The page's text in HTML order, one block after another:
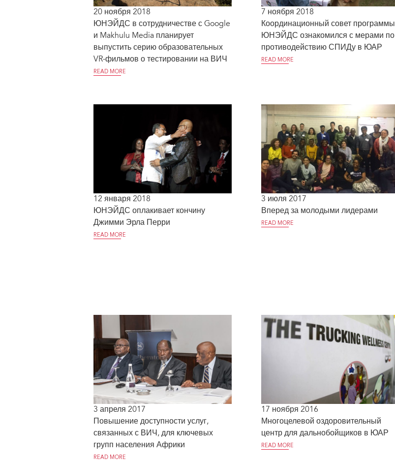
20 ноября 2018
ЮНЭЙДС в сотрудничестве с Google
и Makhulu Media планирует
выпустить серию образовательных
VR-фильмов о тестировании на ВИЧ
READ MORE
7 ноября 2018
Координационный совет программы
ЮНЭЙДС ознакомился с мерами по
противодействию СПИДу в ЮАР
READ MORE
12 января 2018
ЮНЭЙДС оплакивает кончину
Джимми Эрла Перри
READ MORE
3 июля 2017
Вперед за молодыми лидерами
READ MORE
3 апреля 2017
Повышение доступности услуг,
связанных с ВИЧ, для ключевых
групп населения Африки
READ MORE
17 ноября 2016
Многоцелевой оздоровительный
центр для дальнобойщиков в ЮАР
READ MORE